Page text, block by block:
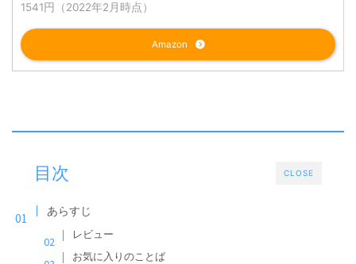
1541円（2022年2月時点）
Amazon
CLOSE
目次
あらすじ
レビュー
お気に入りのことば